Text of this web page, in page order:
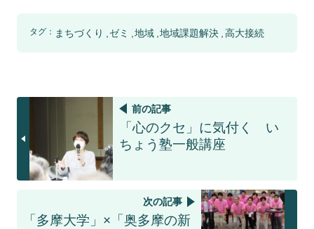
タグ： まちづくり ゼミ 地域 地域課題解決 高大接続
前の記事
「心のクセ」に気付く い
ちょう塾一般講座
次の記事
「多摩大学」×「奥多摩の新